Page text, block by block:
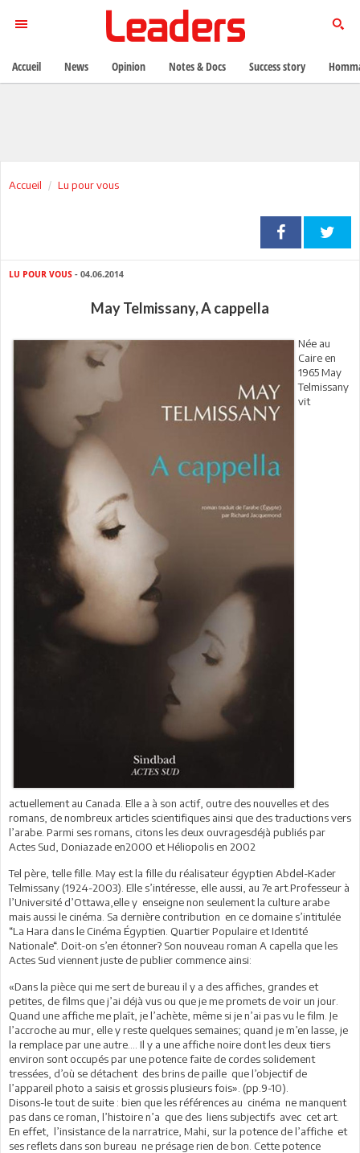
Accueil Lu pour vous
LU POUR VOUS - 04.06.2014
May Telmissany, A cappella
Née au
Caire en
1965 May
Telmissany
vit
actuellement au Canada. Elle a à son actif, outre des nouvelles et des
romans, de nombreux articles scientifiques ainsi que des traductions vers
l’arabe. Parmi ses romans, citons les deux ouvragesdéjà publiés par
Actes Sud, Doniazade en2000 et Héliopolis en 2002
Tel père, telle fille. May est la fille du réalisateur égyptien Abdel-Kader
Telmissany (1924-2003). Elle s’intéresse, elle aussi, au 7e art.Professeur à
l’Université d’Ottawa,elle y enseigne non seulement la culture arabe
mais aussi le cinéma. Sa dernière contribution en ce domaine s’intitulée
“La Hara dans le Cinéma Égyptien. Quartier Populaire et Identité
Nationale“. Doit-on s’en étonner? Son nouveau roman A capella que les
Actes Sud viennent juste de publier commence ainsi:
«Dans la pièce qui me sert de bureau il y a des affiches, grandes et
petites, de films que j’ai déjà vus ou que je me promets de voir un jour.
Quand une affiche me plaît, je l’achète, même si je n’ai pas vu le film. Je
l’accroche au mur, elle y reste quelques semaines; quand je m’en lasse, je
la remplace par une autre…. Il y a une affiche noire dont les deux tiers
environ sont occupés par une potence faite de cordes solidement
tressées, d’où se détachent des brins de paille que l’objectif de
l’appareil photo a saisis et grossis plusieurs fois». (pp.9-10).
Disons-le tout de suite : bien que les références au cinéma ne manquent
pas dans ce roman, l’histoire n’a que des liens subjectifs avec cet art.
En effet, l’insistance de la narratrice, Mahi, sur la potence de l’affiche et
ses reflets dans son bureau ne présage rien de bon. Cette potence
Accueil News Opinion Notes & Docs Success story